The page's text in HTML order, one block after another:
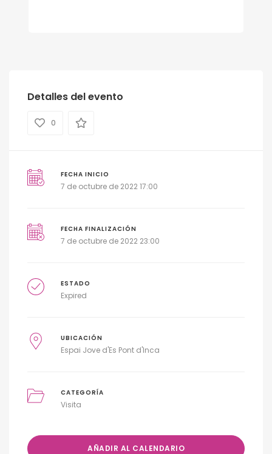
Detalles del evento
0
FECHA INICIO
7 de octubre de 2022 17:00
FECHA FINALIZACIÓN
7 de octubre de 2022 23:00
ESTADO
Expired
UBICACIÓN
Espai Jove d'Es Pont d'Inca
CATEGORÍA
Visita
AÑADIR AL CALENDARIO